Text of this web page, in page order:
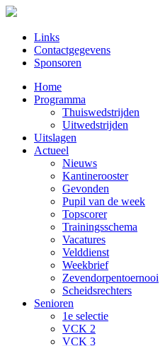
Links
Contactgegevens
Sponsoren
Home
Programma
Thuiswedstrijden
Uitwedstrijden
Uitslagen
Actueel
Nieuws
Kantinerooster
Gevonden
Pupil van de week
Topscorer
Trainingsschema
Vacatures
Velddienst
Weekbrief
Zevendorpentoernooi
Scheidsrechters
Senioren
1e selectie
VCK 2
VCK 3